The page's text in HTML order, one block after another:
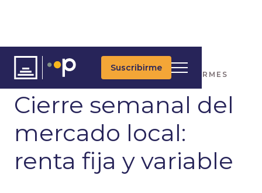
Suscribirme
ARTÍCULOS INFORMES
Cierre semanal del
mercado local:
renta fija y variable